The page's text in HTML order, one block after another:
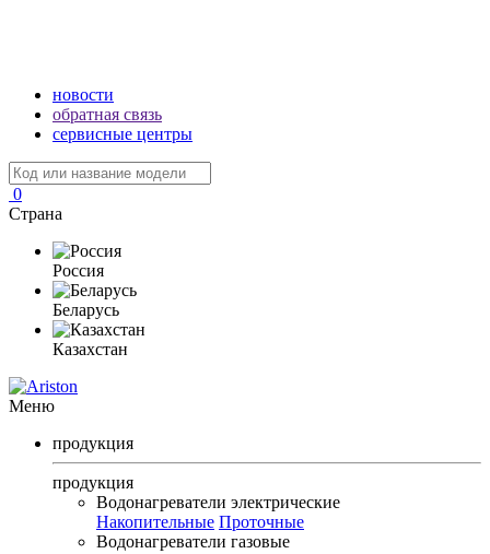
новости
обратная связь
сервисные центры
0
Страна
Россия
Беларусь
Казахстан
Меню
продукция
продукция
Водонагреватели электрические
Накопительные Проточные
Водонагреватели газовые